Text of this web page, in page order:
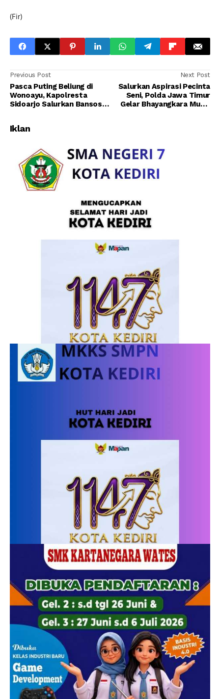
(Fir)
Previous Post
Pasca Puting Beliung di
Wonoayu, Kapolresta
Sidoarjo Salurkan Bansos
Next Post
Salurkan Aspirasi Pecinta
Seni, Polda Jawa Timur
Gelar Bhayangkara Mural
Iklan